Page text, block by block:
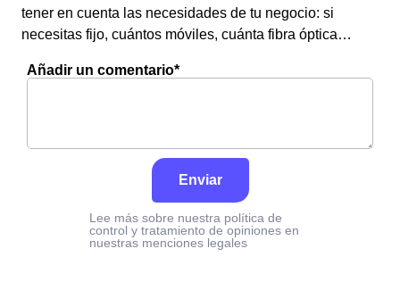
tener en cuenta las necesidades de tu negocio: si
necesitas fijo, cuántos móviles, cuánta fibra óptica…
Añadir un comentario*
Enviar
Lee más sobre nuestra política de
control y tratamiento de opiniones en
nuestras menciones legales